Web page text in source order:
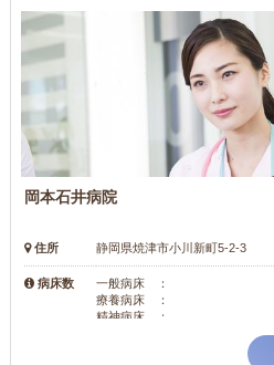
岡本石井病院
住所 静岡県焼津市小川新町5-2-3
病床数
一般病床 ：
療養病床 ：
精神病床 ：